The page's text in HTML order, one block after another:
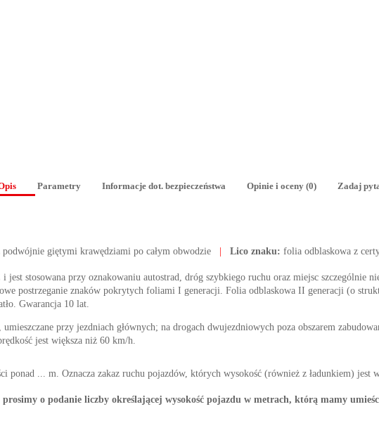
Parametry Informacje dot. bezpieczeństwa Opinie i oceny (0) Zadaj
podwójnie giętymi krawędziami po całym obwodzie Lico znaku: folia odblaskowa z
jest stosowana przy oznakowaniu autostrad, dróg szybkiego ruchu oraz miejsc szczególnie
postrzeganie znaków pokrytych foliami I generacji. Folia odblaskowa II generacji (o
Gwarancja 10 lat.
umieszczane przy jezdniach głównych; na drogach dwujezdniowych poza obszarem
jest większa niż 60 km/h.
ponad ... m. Oznacza zakaz ruchu pojazdów, których wysokość (również z ładunkiem) jest
prosimy o podanie liczby określającej wysokość pojazdu w metrach, którą mamy